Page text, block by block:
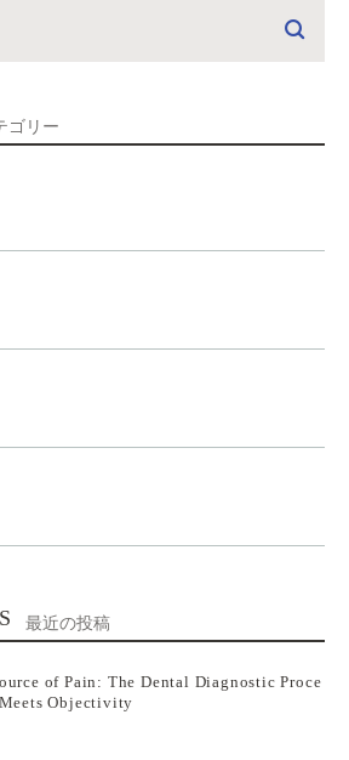
ゴリー
最近の投稿
of Pain: The Dental Diagnostic Proce
Objectivity